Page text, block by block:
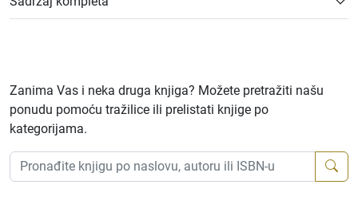
Zanima Vas i neka druga knjiga? Možete pretražiti našu
ponudu pomoću tražilice ili prelistati knjige po
kategorijama.